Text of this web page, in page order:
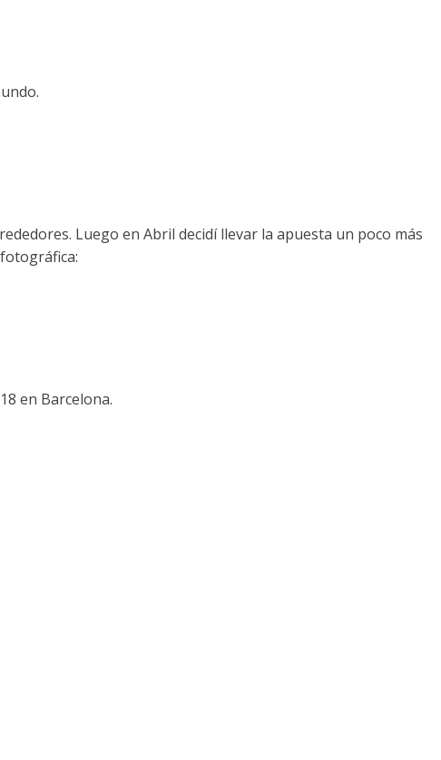
Luego en Abril decidí llevar la apuesta un poco más
en Barcelona.